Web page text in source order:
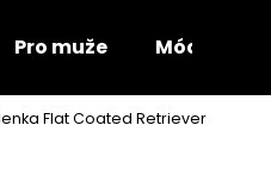
Pro muže Módní
Flat Coated Retriever